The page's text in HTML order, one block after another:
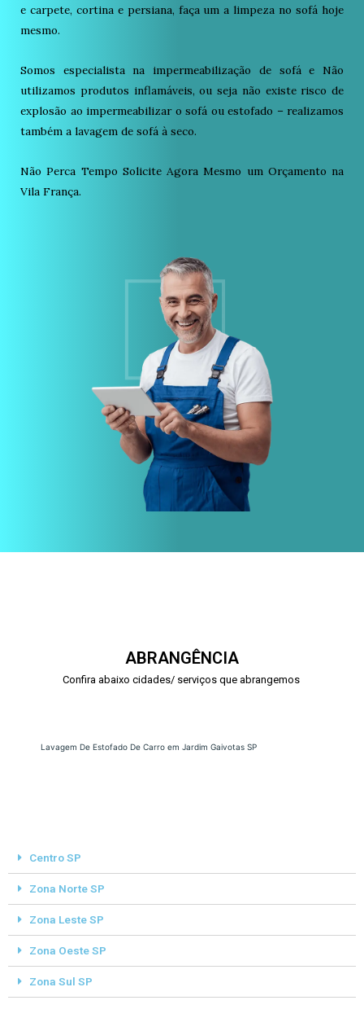
e carpete, cortina e persiana, faça um a limpeza no sofá hoje
mesmo.
Somos especialista na impermeabilização de sofá e Não
utilizamos produtos inflamáveis, ou seja não existe risco de
explosão ao impermeabilizar o sofá ou estofado – realizamos
também a lavagem de sofá à seco.
Não Perca Tempo Solicite Agora Mesmo um Orçamento na
Vila França.
ABRANGÊNCIA
Confira abaixo cidades/ serviços que abrangemos
Lavagem De Estofado De Carro em Jardim Gaivotas SP
Centro SP
Zona Norte SP
Zona Leste SP
Zona Oeste SP
Zona Sul SP